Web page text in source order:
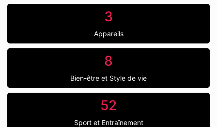
3
Appareils
8
Bien-être et Style de vie
52
Sport et Entraînement